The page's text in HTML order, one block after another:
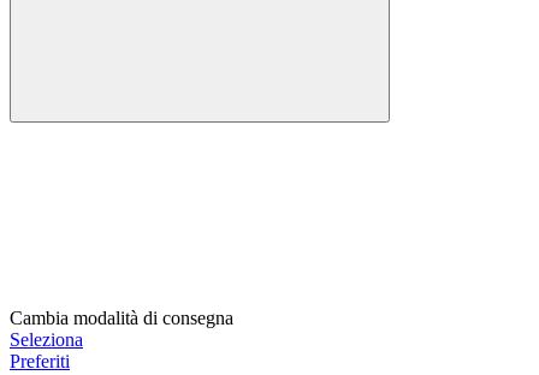
Cambia modalità di consegna
Seleziona
Preferiti